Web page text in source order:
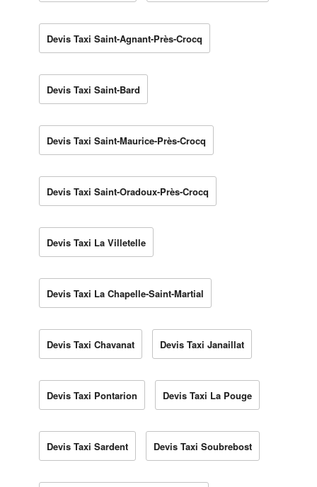
Devis Taxi Saint-Agnant-Près-Crocq
Devis Taxi Saint-Bard
Devis Taxi Saint-Maurice-Près-Crocq
Devis Taxi Saint-Oradoux-Près-Crocq
Devis Taxi La Villetelle
Devis Taxi La Chapelle-Saint-Martial
Devis Taxi Chavanat Devis Taxi Janaillat
Devis Taxi Pontarion Devis Taxi La Pouge
Devis Taxi Sardent Devis Taxi Soubrebost